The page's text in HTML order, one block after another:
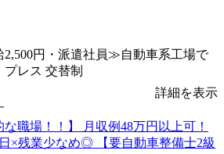
円・派遣社員≫自動車系工場で
レス 交替制
詳細を表示